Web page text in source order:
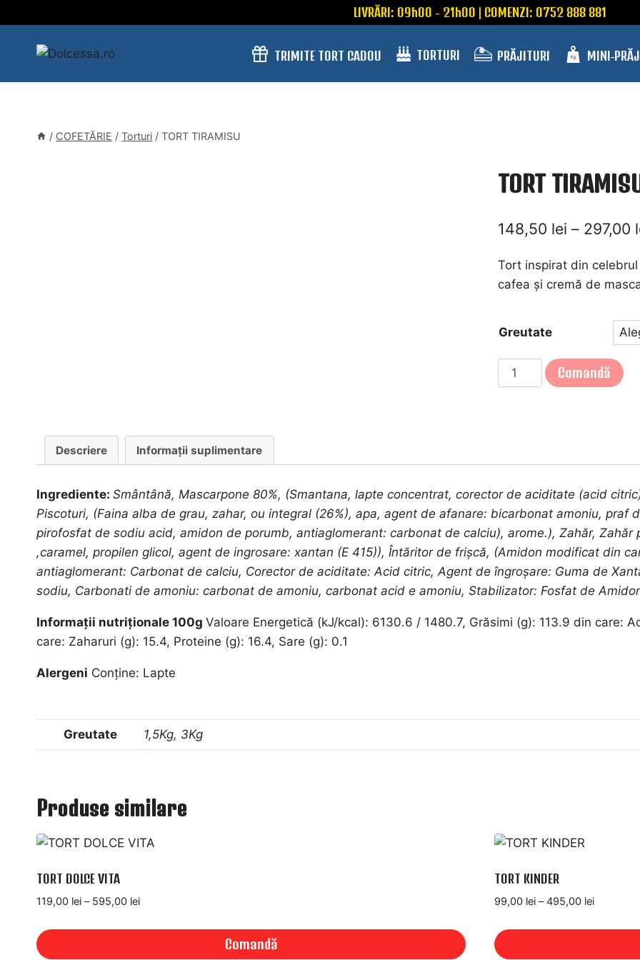
to
content
LIVRĂRI: 09h00 - 21h00 | COMENZI: 0752 888 881
TRIMITE TORT CADOU TORTURI PRĂJITURI MINI-
/ COFETĂRIE / Torturi / TORT TIRAMISU
TORT
148,50 lei – 297,00
Tort inspirat din
cafea și cremă de
Greutate
Cantitate
TORT
Comandă
Descriere Informații suplimentare
Ingrediente: Smântână, Mascarpone 80%, (Smantana, lapte concentrat, corector de aciditate (acid
Piscoturi, (Faina alba de grau, zahar, ou integral (26%), apa, agent de afanare: bicarbonat amoniu,
pirofosfat de sodiu acid, amidon de porumb, antiaglomerant: carbonat de calciu), arome.), Zahăr,
,caramel, propilen glicol, agent de ingrosare: xantan (E 415)), Întăritor de frișcă, (Amidon modificat din
antiaglomerant: Carbonat de calciu, Corector de aciditate: Acid citric, Agent de îngroșare: Guma de
sodiu, Carbonati de amoniu: carbonat de amoniu, carbonat acid e amoniu, Stabilizator: Fosfat de
Informații nutriționale 100g Valoare Energetică (kJ/kcal): 6130.6 / 1480.7, Grăsimi (g): 113.9 din care:
care: Zaharuri (g): 15.4, Proteine (g): 16.4, Sare (g): 0.1
Alergeni Conține: Lapte
Greutate 1,5Kg, 3Kg
Produse similare
TORT DOLCE VITA
119,00 lei – 595,00 leiInterval
prețuri:
Comandă
TORT KINDER
99,00 lei – 495,00 leiInterval
prețuri: